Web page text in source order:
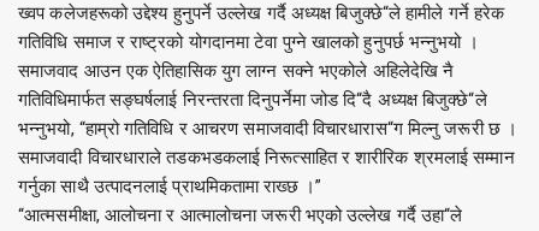
ख्वप कलेजहरूको उद्देश्य हुनुपर्ने उल्लेख गर्दै अध्यक्ष बिजुक्छे“ले हामीले गर्ने हरेक
गतिविधि समाज र राष्ट्रको योगदानमा टेवा पुग्ने खालको हुनुपर्छ भन्नुभयो ।
समाजवाद आउन एक ऐतिहासिक युग लाग्न सक्ने भएकोले अहिलेदेखि नै
गतिविधिमार्फत सङ्घर्षलाई निरन्तरता दिनुपर्नेमा जोड दि“दै अध्यक्ष बिजुक्छे“ले
भन्नुभयो, “हाम्रो गतिविधि र आचरण समाजवादी विचारधारास“ग मिल्नु जरूरी छ ।
समाजवादी विचारधाराले तडकभडकलाई निरूत्साहित र शारीरिक श्रमलाई सम्मान
गर्नुका साथै उत्पादनलाई प्राथमिकतामा राख्छ ।”
“आत्मसमीक्षा, आलोचना र आत्मालोचना जरूरी भएको उल्लेख गर्दै उहा“ले